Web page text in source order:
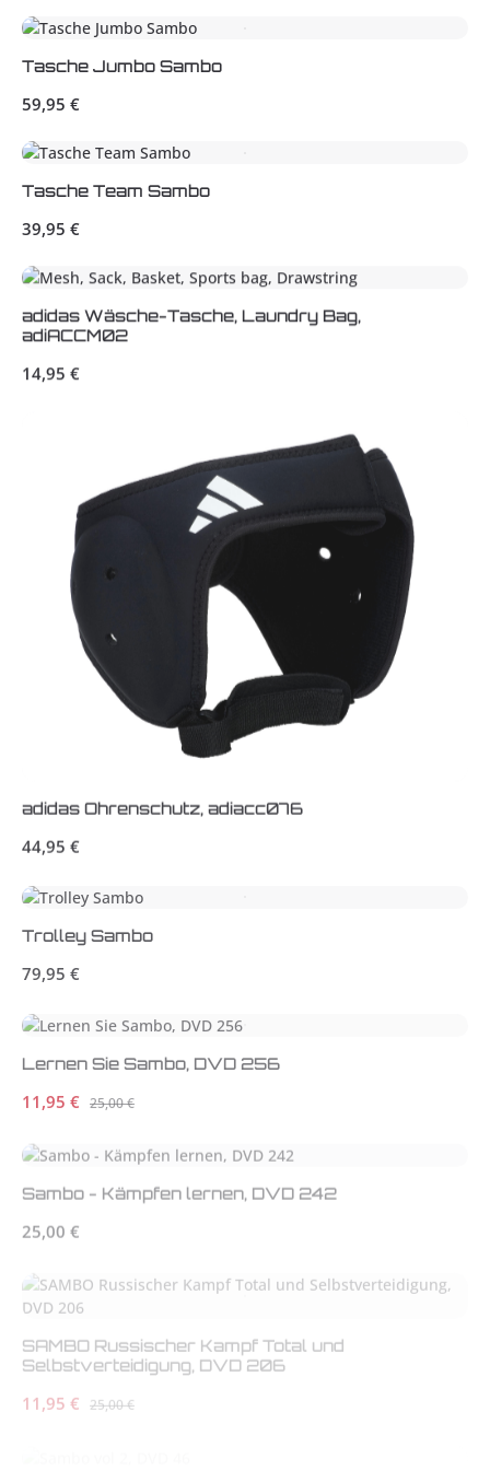
Tasche Jumbo Sambo
Regulärer Preis:
59,95 €
Tasche Team Sambo
Regulärer Preis:
39,95 €
adidas Wäsche-Tasche, Laundry Bag,
adiACCM02
Regulärer Preis:
14,95 €
adidas Ohrenschutz, adiacc076
Regulärer Preis:
44,95 €
Trolley Sambo
Regulärer Preis:
79,95 €
Lernen Sie Sambo, DVD 256
11,95 € Regulärer Preis:
25,00 €
Sambo - Kämpfen lernen, DVD 242
25,00 €
SAMBO Russischer Kampf Total und
Selbstverteidigung, DVD 206
11,95 €